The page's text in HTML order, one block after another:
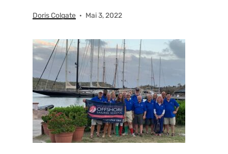
Doris Colgate Mai 3, 2022